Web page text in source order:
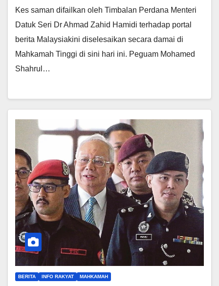
Kes saman difailkan oleh Timbalan Perdana Menteri
Datuk Seri Dr Ahmad Zahid Hamidi terhadap portal
berita Malaysiakini diselesaikan secara damai di
Mahkamah Tinggi di sini hari ini. Peguam Mohamed
Shahrul…
BERITA INFO RAKYAT MAHKAMAH